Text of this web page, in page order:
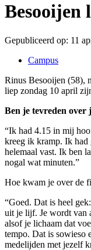
Besooijen
Gepubliceerd op: 11
Campus
Rinus Besooijen (58),
liep zondag 10 april
Ben je tevreden over
“Ik had 4.15 in mij
kreeg ik kramp. Ik had
helemaal vast. Ik ben
nogal wat minuten.”
Hoe kwam je over de
“Goed. Dat is heel
uit je lijf. Je wordt van
alsof je lichaam dat
tempo. Dat is sowieso
medelijden met jezelf